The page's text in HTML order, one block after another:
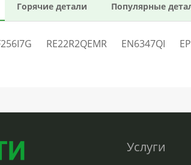
Горячие детали Популярные
RE22R2QEMR EN6347QI
Услуги